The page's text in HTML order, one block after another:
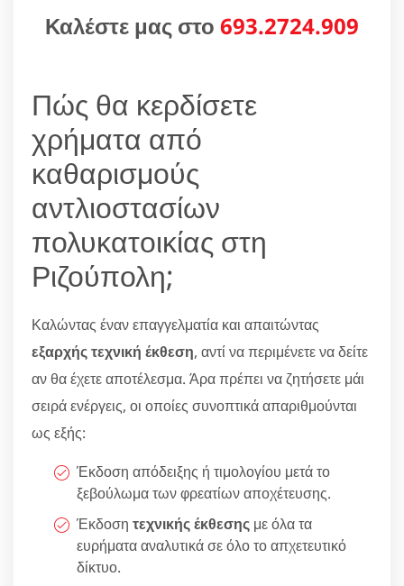
Καλέστε μας στο 693.2724.909
Πώς θα κερδίσετε
χρήματα από
καθαρισμούς
αντλιοστασίων
πολυκατοικίας στη
Ριζούπολη;
Καλώντας έναν επαγγελματία και απαιτώντας
εξαρχής τεχνική έκθεση, αντί να περιμένετε να δείτε
αν θα έχετε αποτέλεσμα. Άρα πρέπει να ζητήσετε μάι
σειρά ενέργεις, οι οποίες συνοπτικά απαριθμούνται
ως εξής:
Έκδοση απόδειξης ή τιμολογίου μετά το
ξεβούλωμα των φρεατίων αποχέτευσης.
Έκδοση τεχνικής έκθεσης με όλα τα
ευρήματα αναλυτικά σε όλο το απχετευτικό
δίκτυο.